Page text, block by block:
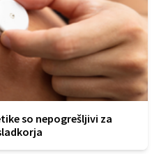
so nepogrešljivi za